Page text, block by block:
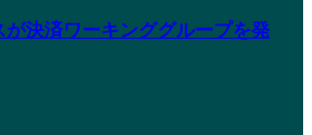
決済ワーキンググループを発